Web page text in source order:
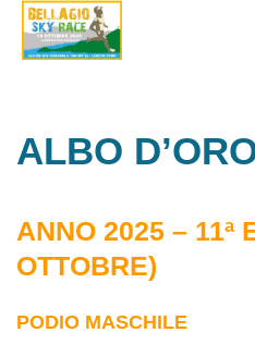
ALBO
ANNO 2025 – 11ª
OTTOBRE)
PODIO MASCHILE